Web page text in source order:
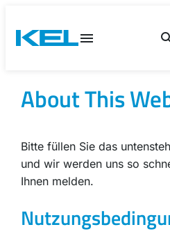
content
About This
Bitte füllen Sie das
und wir werden uns so
Ihnen melden.